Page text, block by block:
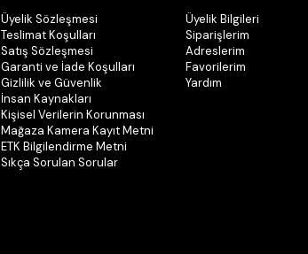
Üyelik Sözleşmesi
Teslimat Koşulları
Satış Sözleşmesi
Garanti ve İade Koşulları
Gizlilik ve Güvenlik
İnsan Kaynakları
Kişisel Verilerin Korunması
Mağaza Kamera Kayıt Metni
ETK Bilgilendirme Metni
Sıkça Sorulan Sorular
Üyelik Bilgileri
Siparişlerim
Adreslerim
Favorilerim
Yardım